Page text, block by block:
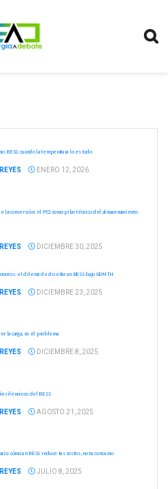
BESS: cuando la temperatura lo es todo
ENERO 12, 2026
la conversión: el PCS como pilar técnico del almacenamiento
DICIEMBRE 30, 2025
el dilema de diseñar un BESS bajo GDMTH
DICIEMBRE 23, 2025
la carga, no el problema
DICIEMBRE 8, 2025
silencioso del BESS
AGOSTO 21, 2025
cómo un BESS reduce tus costos, no tu consumo
JULIO 8, 2025